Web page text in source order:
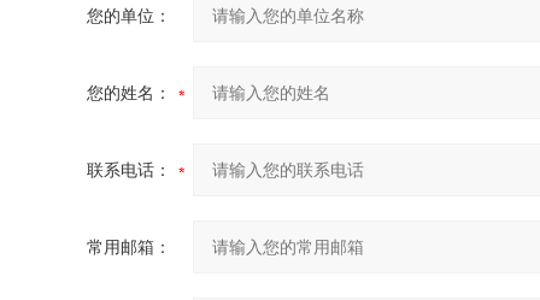
您的单位：
您的姓名：
联系电话：
常用邮箱：